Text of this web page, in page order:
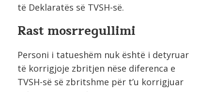
të Deklaratës së TVSH-së.
Rast mosrregullimi
Personi i tatueshëm nuk është i detyruar
të korrigjoje zbritjen nëse diferenca e
TVSH-së së zbritshme për t’u korrigjuar